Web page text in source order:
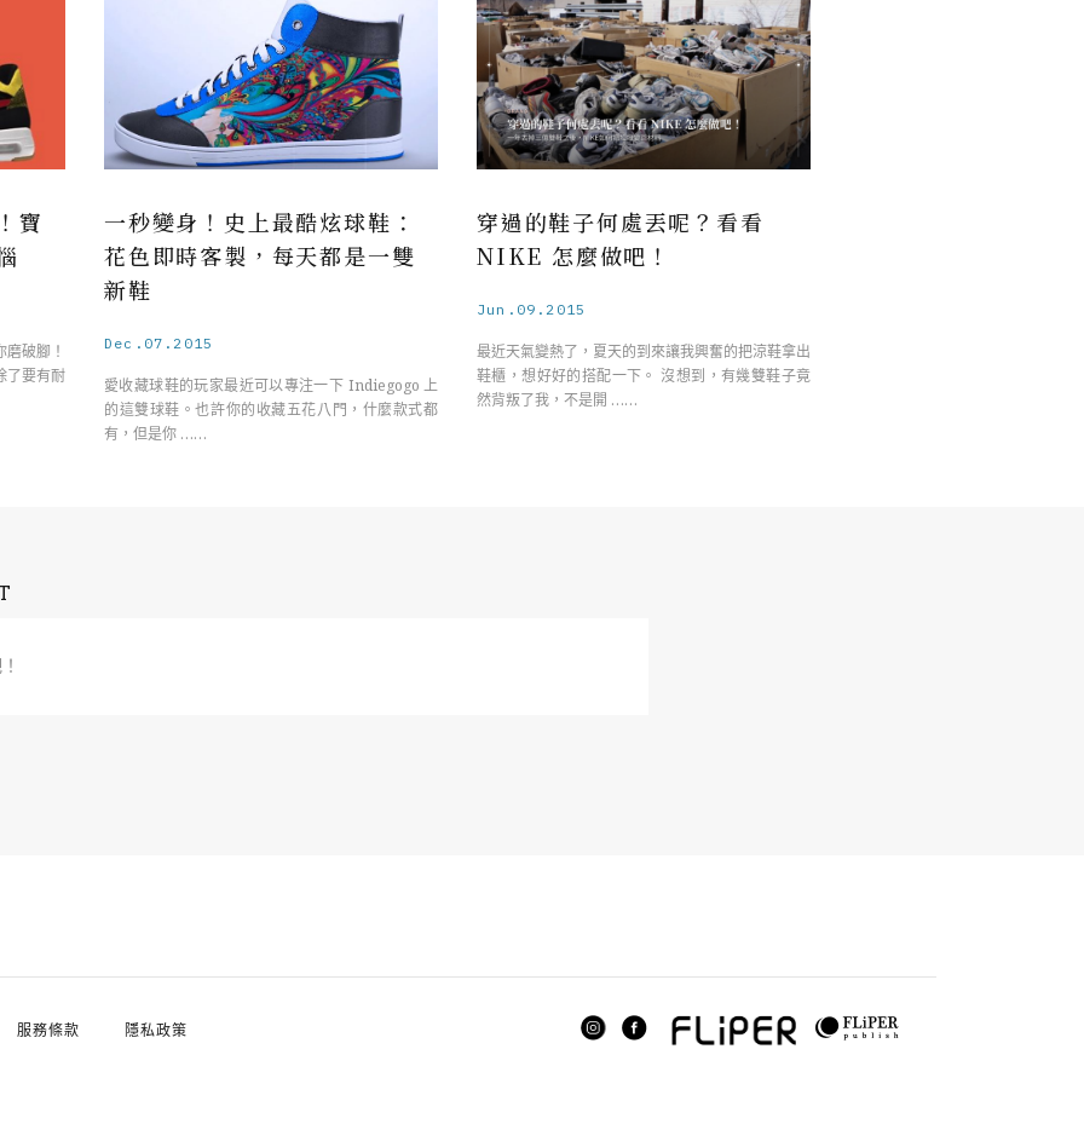
寶
破腳！
了要有耐
一秒變身！史上最酷炫球鞋：
花色即時客製，每天都是一雙
新鞋
Dec.07.2015
愛收藏球鞋的玩家最近可以專注一下 Indiegogo 上
的這雙球鞋。也許你的收藏五花八門，什麼款式都
有，但是你 ……
穿過的鞋子何處丟呢？看看
NIKE 怎麼做吧！
Jun.09.2015
最近天氣變熱了，夏天的到來讓我興奮的把涼鞋拿出
鞋櫃，想好好的搭配一下。 沒想到，有幾雙鞋子竟
然背叛了我，不是開 ……
服務條款 隱私政策